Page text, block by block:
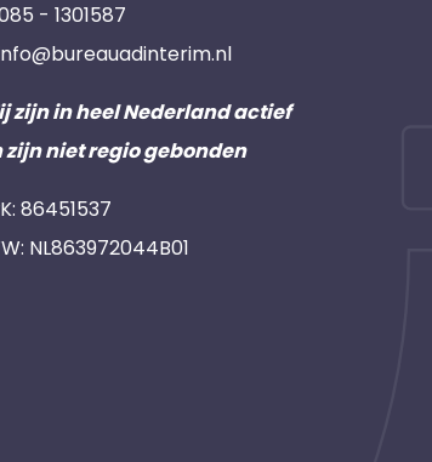
- 1301587
zijn in heel Nederland actief
zijn niet regio gebonden
86451537
NL863972044B01